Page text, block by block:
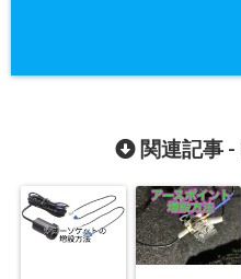
関連記事 -